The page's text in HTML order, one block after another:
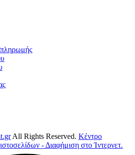
All Rights Reserved. Κέντρο
- Διαφήμιση στο Ίντερνετ.